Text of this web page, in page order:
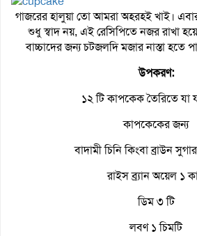
গাজরের হালুয়া তো আমরা অহরহই খাই।
শুধু স্বাদ নয়, এই রেসিপিতে নজর রাখা
বাচ্চাদের জন্য চটজলদি মজার নাস্তা হতে
উপকরণ:
১২ টি কাপকেক তৈরিতে যা
কাপকেকের জন্য
বাদামী চিনি কিংবা ব্রাউন
রাইস ব্র্যান অয়েল ১
ডিম ৩ টি
লবণ ১ চিমটি